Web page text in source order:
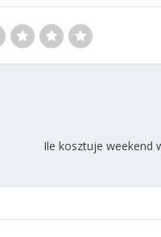
Ile kosztuje weekend